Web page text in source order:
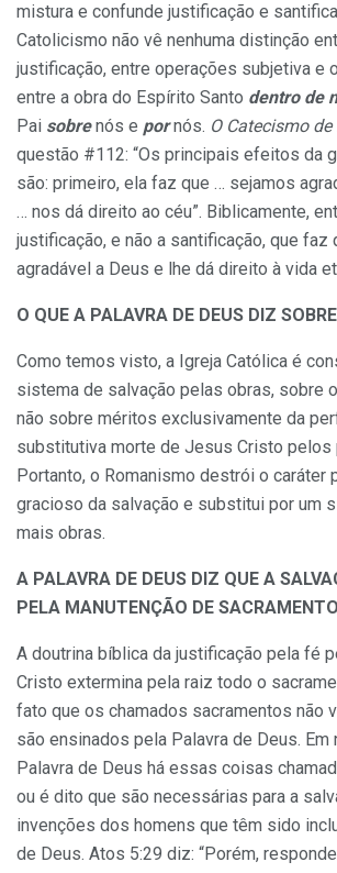
mistura e confunde justificação e
Catolicismo não vê nenhuma distinção
justificação, entre operações subjetiva e
entre a obra do Espírito Santo dentro de
Pai sobrenós e pornós. O Catecismo
questão #112: “Os principais efeitos da
são: primeiro, ela faz que … sejamos
… nos dá direito ao céu”. Biblicamente,
justificação, e não a santificação, que faz
agradável a Deus e lhe dá direito à vida
O QUE A PALAVRA DE DEUS DIZ
Como temos visto, a Igreja Católica é
sistema de salvação pelas obras, sobre
não sobre méritos exclusivamente da
substitutiva morte de Jesus Cristo pelos
Portanto, o Romanismo destrói o caráter
gracioso da salvação e substitui por um
mais obras.
A PALAVRA DE DEUS DIZ QUE A
PELA MANUTENÇÃO DE
A doutrina bíblica da justificação pela fé
Cristo extermina pela raiz todo o
fato que os chamados sacramentos não
são ensinados pela Palavra de Deus. Em
Palavra de Deus há essas coisas
ou é dito que são necessárias para a
invenções dos homens que têm sido
de Deus. Atos 5:29 diz: “Porém,